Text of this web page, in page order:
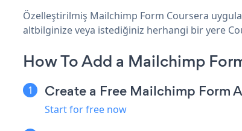
Özelleştirilmiş Mailchimp Form Coursera
altbilginize veya istediğiniz herhangi bir yere
How To Add a Mailchimp
Create a Free Mailchimp Form
Start for free now